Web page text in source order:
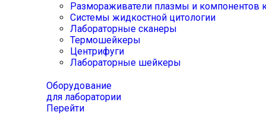
Размораживатели плазмы и компонентов
Системы жидкостной цитологии
Лабораторные сканеры
Термошейкеры
Центрифуги
Лабораторные шейкеры
Оборудование
для лаборатории
Перейти